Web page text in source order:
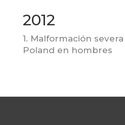
2012
1. Malformación
Poland en hombres